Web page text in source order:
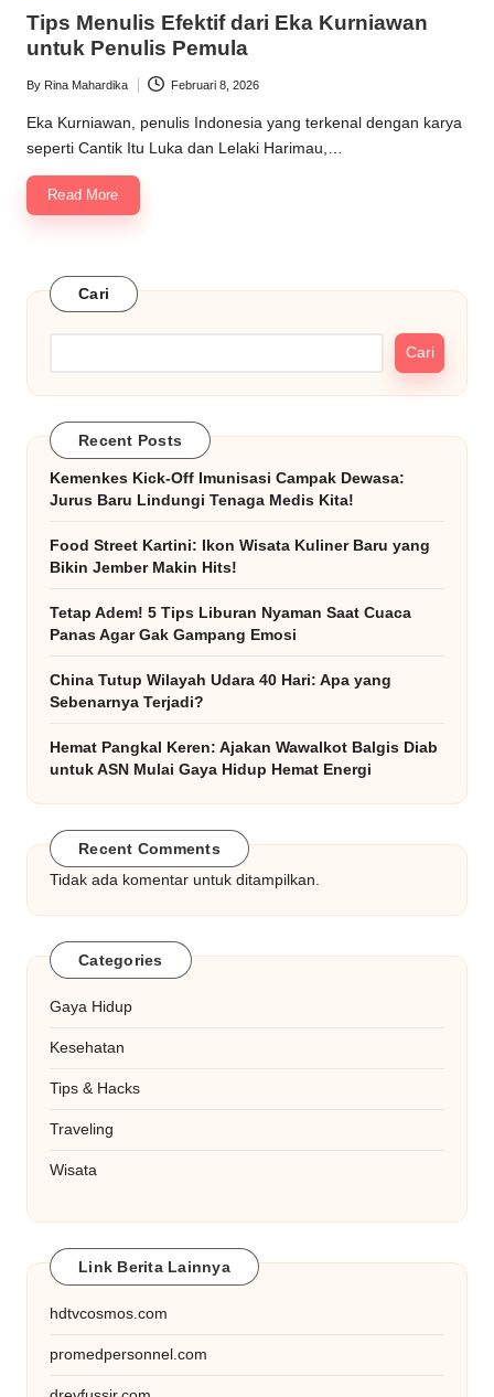
Tips Menulis Efektif dari Eka Kurniawan
untuk Penulis Pemula
Posted
by
By Rina Mahardika Februari 8, 2026
Eka Kurniawan, penulis Indonesia yang terkenal dengan karya
seperti Cantik Itu Luka dan Lelaki Harimau,…
Read More
Cari
Cari
Recent Posts
Kemenkes Kick-Off Imunisasi Campak Dewasa:
Jurus Baru Lindungi Tenaga Medis Kita!
Food Street Kartini: Ikon Wisata Kuliner Baru yang
Bikin Jember Makin Hits!
Tetap Adem! 5 Tips Liburan Nyaman Saat Cuaca
Panas Agar Gak Gampang Emosi
China Tutup Wilayah Udara 40 Hari: Apa yang
Sebenarnya Terjadi?
Hemat Pangkal Keren: Ajakan Wawalkot Balgis Diab
untuk ASN Mulai Gaya Hidup Hemat Energi
Recent Comments
Tidak ada komentar untuk ditampilkan.
Categories
Gaya Hidup
Kesehatan
Tips & Hacks
Traveling
Wisata
Link Berita Lainnya
hdtvcosmos.com
promedpersonnel.com